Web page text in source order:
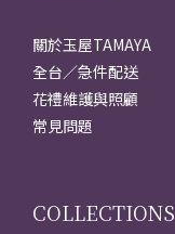
關於玉屋TAMAYA
全台／急件配送
花禮維護與照顧
常見問題
COLLECTIONS